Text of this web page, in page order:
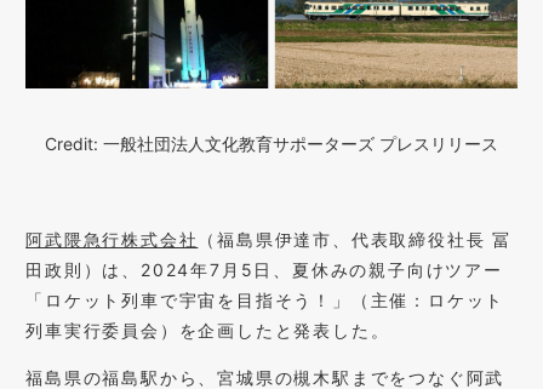
Credit: 一般社団法人文化教育サポーターズ プレスリリース
阿武隈急行株式会社
（福島県伊達市、代表取締役社長 冨
田政則）は、2024年7月5日、夏休みの親子向けツアー
「ロケット列車で宇宙を目指そう！」（主催：ロケット
列車実行委員会）を企画したと発表した。
福島県の福島駅から、宮城県の槻木駅までをつなぐ阿武